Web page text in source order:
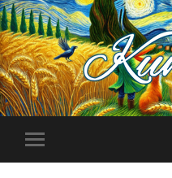
Toggle
mobile